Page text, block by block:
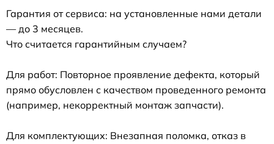
Гарантия от сервиса: на установленные нами детали
— до 3 месяцев.
Что считается гарантийным случаем?
Для работ: Повторное проявление дефекта, который
прямо обусловлен с качеством проведенного ремонта
(например, некорректный монтаж запчасти).
Для комплектующих: Внезапная поломка, отказ в